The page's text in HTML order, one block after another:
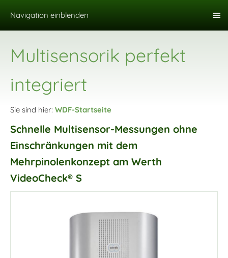
Navigation einblenden
Multisensorik perfekt
integriert
Sie sind hier: WDF-Startseite
Schnelle Multisensor-Messungen ohne
Einschränkungen mit dem
Mehrpinolenkonzept am Werth
VideoCheck® S